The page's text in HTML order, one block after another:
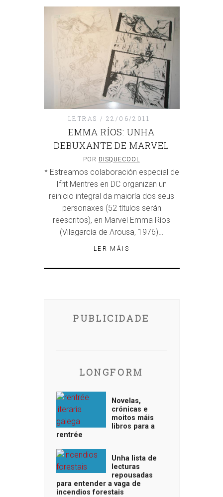
LETRAS 22/06/2011
EMMA RÍOS: UNHA
DEBUXANTE DE MARVEL
POR DISQUECOOL
* Estreamos colaboración especial de
Ifrit Mentres en DC organizan un
reinicio integral da maioría dos seus
personaxes (52 títulos serán
reescritos), en Marvel Emma Ríos
(Vilagarcía de Arousa, 1976)…
LER MÁIS
PUBLICIDADE
LONGFORM
Novelas,
crónicas e
moitos máis
libros para a
rentrée
Unha lista de
lecturas
repousadas
para entender a vaga de
incendios forestais